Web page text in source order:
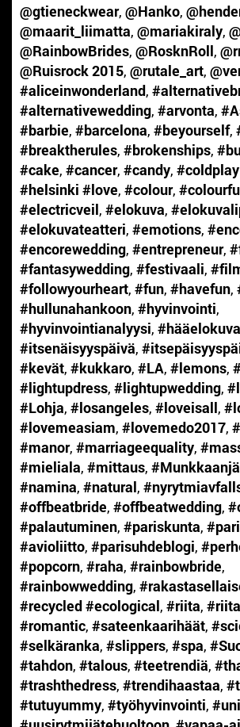
@gtieneckwear, @Hanko,
@maarit_liimatta, @mariakiraly,
@RainbowBrides, @RosknRoll,
@Ruisrock 2015, @rutale_art,
#aliceinwonderland,
#alternativewedding, #arvonta,
#barbie, #barcelona, #beyourself,
#breaktherules, #brokenships,
#cake, #cancer, #candy,
#helsinki #love, #colour,
#electricveil, #elokuva,
#elokuvateatteri, #emotions,
#encorewedding, #entrepreneur,
#fantasywedding, #festivaali,
#followyourheart, #fun, #havefun,
#hullunahankoon, #hyvinvointi,
#hyvinvointianalyysi, #hääelokuva
#itsenäisyyspäivä,
#kevät, #kukkaro, #LA, #lemons,
#lightupdress, #lightupwedding,
#Lohja, #losangeles, #loveisall,
#lovemeasiam, #lovemedo2017,
#manor, #marriageequality,
#mieliala, #mittaus,
#namina, #natural,
#offbeatbride, #offbeatwedding,
#palautuminen, #pariskunta,
#avioliitto, #parisuhdeblogi,
#popcorn, #raha, #rainbowbride,
#rainbowwedding,
#recycled #ecological, #riita,
#romantic, #sateenkaarihäät,
#selkäranka, #slippers, #spa,
#tahdon, #talous, #teetrendiä,
#trashthedress, #trendihaastaa,
#tutuyummy, #työhyvinvointi,